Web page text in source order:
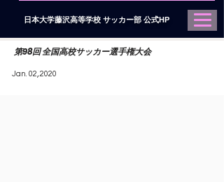
日本大学藤沢高等学校 サッカー部 公式HP
第98回 全国高校サッカー選手権大会
Jan. 02,.2020